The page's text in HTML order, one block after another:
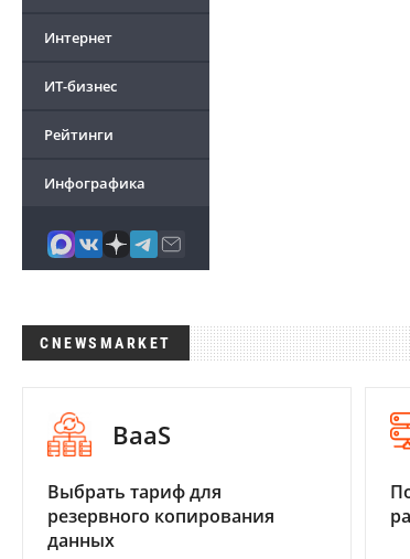
Интернет
ИТ-бизнес
Рейтинги
Инфографика
CNEWSMARKET
BaaS
Выбрать тариф для
резервного копирования
данных